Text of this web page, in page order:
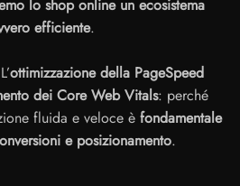
lo shop online un ecosistema
efficiente.
ottimizzazione della PageSpeed
dei Core Web Vitals: perché
fluida e veloce è fondamentale
e posizionamento.